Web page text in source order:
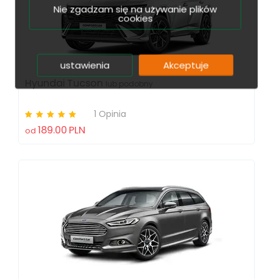
1 Opinia
od 189.00 PLN
Nie zgadzam się na używanie plików
cookies
ustawienia Akceptuje